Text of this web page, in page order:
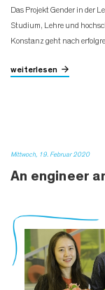
Das Projekt Gender in der
Studium, Lehre und
Konstanz geht nach
weiterlesen
Mittwoch, 19. Februar 2020
An engineer